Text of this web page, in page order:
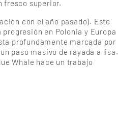
fresco superior.
con el año pasado). Este
en Polonia y Europa
profundamente marcada por
paso masivo de rayada a lisa.
Whale hace un trabajo